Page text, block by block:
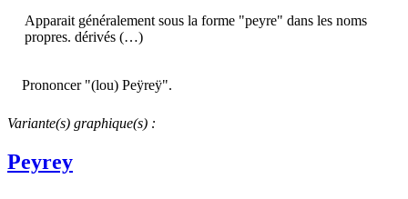
Apparait généralement sous la forme "peyre" dans les noms
propres. dérivés (…)
Prononcer "(lou) Peÿreÿ".
Variante(s) graphique(s) :
Peyrey